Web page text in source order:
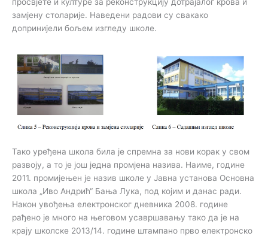
замјену столарије. Наведени радови су свакако
допринијели бољем изгледу школе.
Тако уређена школа била је спремна за нови корак у свом
развоју, а то је још једна промјена назива. Наиме, године
2011. промијењен је назив школе у Јавна установа Основна
школа „Иво Андрић“ Бања Лука, под којим и данас ради.
Након увођења електронског дневника 2008. године
рађено је много на његовом усавршавању тако да је на
крају школске 2013/14. године штампано прво електронско